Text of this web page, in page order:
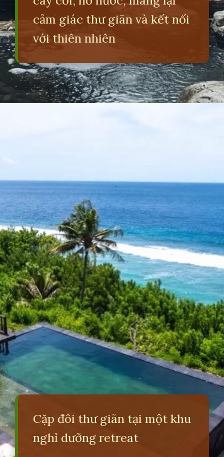
cảm giác thư giãn và kết nối
với thiên nhiên
Cặp đôi thư giãn tại một khu
nghỉ dưỡng retreat